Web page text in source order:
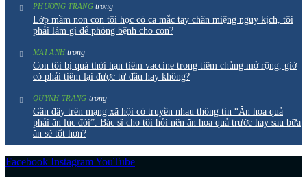
PHƯƠNG TRANGtrong
Lớp mầm non con tôi học có ca mắc tay chân miệng nguy kịch, tôi
phải làm gì để phòng bệnh cho con?
MAI ANH trong
Con tôi bị quá thời hạn tiêm vaccine trong tiêm chủng mở rộng, giờ
có phải tiêm lại được từ đầu hay không?
QUYNH TRANG trong
Gần đây trên mạng xã hội có truyền nhau thông tin “Ăn hoa quả
phải ăn lúc đói”. Bác sĩ cho tôi hỏi nên ăn hoa quả trước hay sau bữa
ăn sẽ tốt hơn?
Facebook InstagramYouTube